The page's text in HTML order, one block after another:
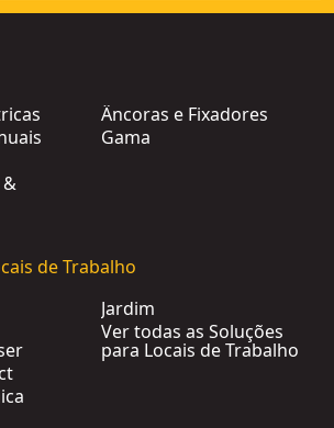
Âncoras e Fixadores
Gama
de Trabalho
Jardim
Ver todas as Soluções
para Locais de Trabalho